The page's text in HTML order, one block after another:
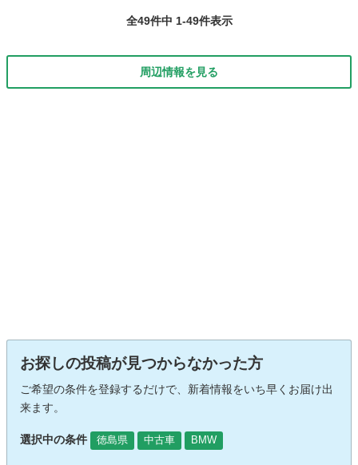
平成30年11月までありま...全49件中 1-49件表示
周辺情報を見る
お探しの投稿が見つからなかった方
ご希望の条件を登録するだけで、新着情報をいち早くお届け出
来ます。
選択中の条件 徳島県 中古車 BMW